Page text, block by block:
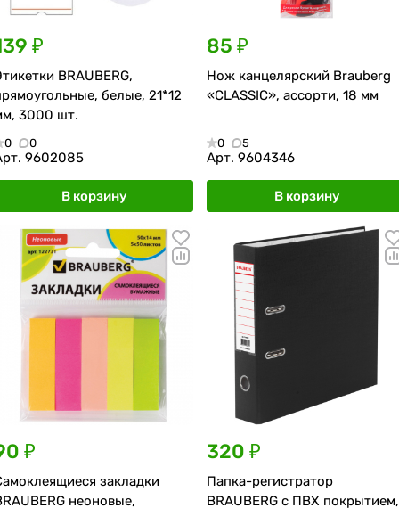
₽
BRAUBERG,
белые, 21*12
3000 шт.
0 0
9602085
В корзину
85 ₽
Нож канцелярский Brauberg
«CLASSIC», ассорти, 18 мм
0 5
Арт. 9604346
В корзину
₽
закладки
неоновые,
320 ₽
Папка-регистратор
BRAUBERG с ПВХ покрытием,